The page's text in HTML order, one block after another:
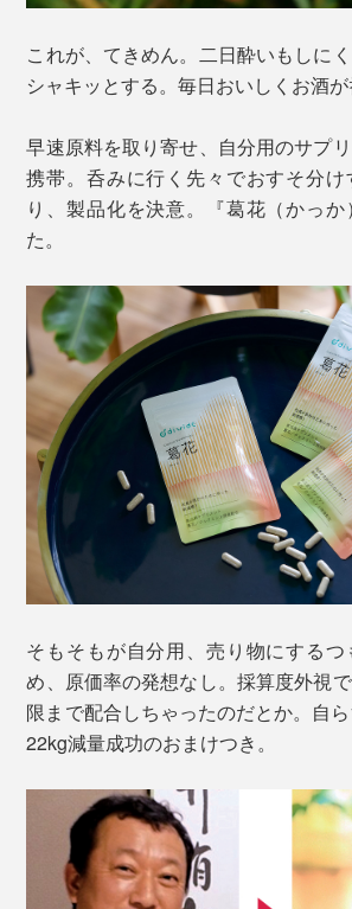
これが、てきめん。二日酔いもしに
シャキッとする。毎日おいしくお酒が
早速原料を取り寄せ、自分用のサプ
携帯。呑みに行く先々でおすそ分
り、製品化を決意。『葛花（かっ
た。
そもそもが自分用、売り物にする
め、原価率の発想なし。採算度外視
限まで配合しちゃったのだとか。自ら
22kg減量成功のおまけつき。